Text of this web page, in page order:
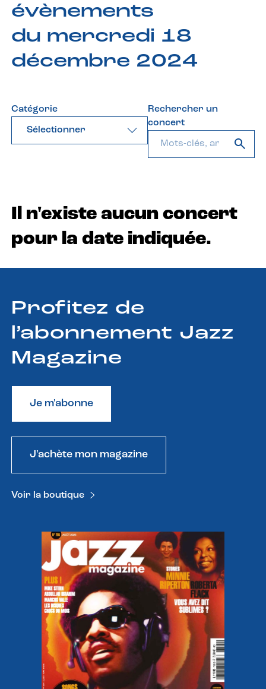
évènements
du mercredi 18
décembre 2024
Catégorie
Sélectionner
Rechercher un
concert
Il n'existe aucun concert
pour la date indiquée.
Profitez de
l’abonnement Jazz
Magazine
Je m'abonne
J'achète mon magazine
Voir la boutique